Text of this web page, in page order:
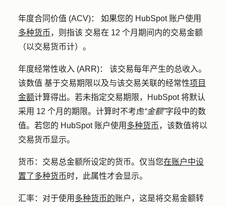
年度合同价值 (ACV)： 如果您的 HubSpot 账户使用
多种货币 ， 则指该 交易在 12 个月期间内的交易金额
（以交易货币计）。
年度经常性收入 (ARR)： 该交易每年产生的总收入。
该数值 基于交易期限以及与该交易关联的经常性项目
金额计算得出。若未指定交易期限，HubSpot 将默认
采用 12 个月的期限。计算时不考虑“金额”字段中的数
值。若您的 HubSpot 账户使用 多种货币 ，该数值将以
交易货币显示。
货币： 交易总金额所设定的货币。仅当您在账户中设
置了多种货币 时，此属性才会显示。
汇率：对于使用 多种货币的账户，这是将交易金额转